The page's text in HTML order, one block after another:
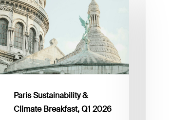
Paris Sustainability &
Climate Breakfast, Q1 2026